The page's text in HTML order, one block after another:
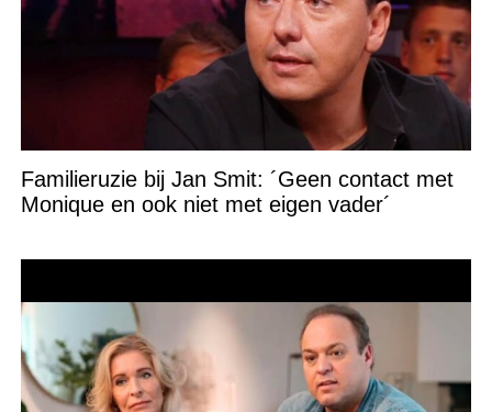
Familieruzie bij Jan Smit: ´Geen contact met
Monique en ook niet met eigen vader´